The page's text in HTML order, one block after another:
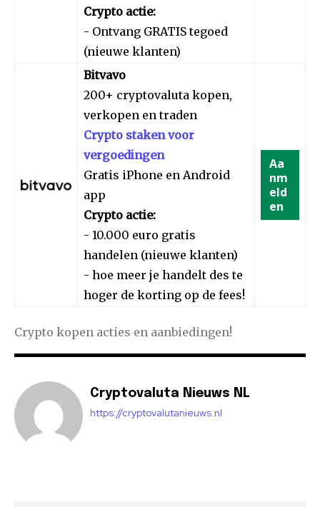
Crypto actie:
- Ontvang GRATIS tegoed
(nieuwe klanten)
Bitvavo
200+ cryptovaluta kopen,
verkopen en traden
Crypto staken voor
vergoedingen
Gratis iPhone en Android
app
Crypto actie:
- 10.000 euro gratis
handelen (nieuwe klanten)
- hoe meer je handelt des te
hoger de korting op de fees!
Aa
nm
eld
en
Crypto kopen acties en aanbiedingen!
Cryptovaluta Nieuws NL
https://cryptovalutanieuws.nl